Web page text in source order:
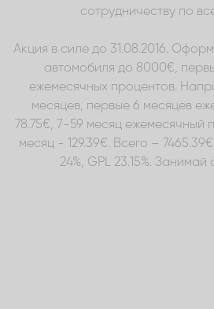
сотрудничеству по
Акция в силе до 31.08.2016.
автомобиля до 8000€,
ежемесячных процентов.
месяцев, первые 6 месяцев
78.75€, 7-59 месяц ежемесячный
месяц - 129.39€. Всего –
24%, GPL 23.15%. Занимай